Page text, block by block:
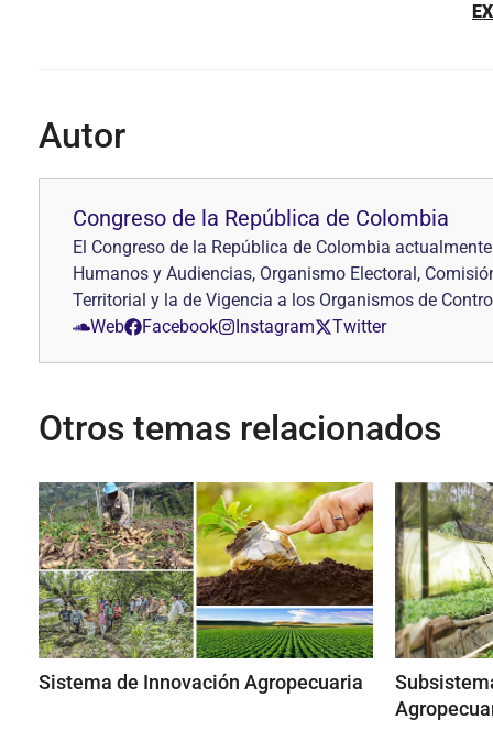
Autor
Congreso de la República de Colombia
El Congreso de la República de Colombia
Humanos y Audiencias, Organismo Electoral,
Territorial y la de Vigencia a los Organismos de
Web
Facebook Instagram Twitter
Otros temas relacionados
Sistema de Innovación Agropecuaria